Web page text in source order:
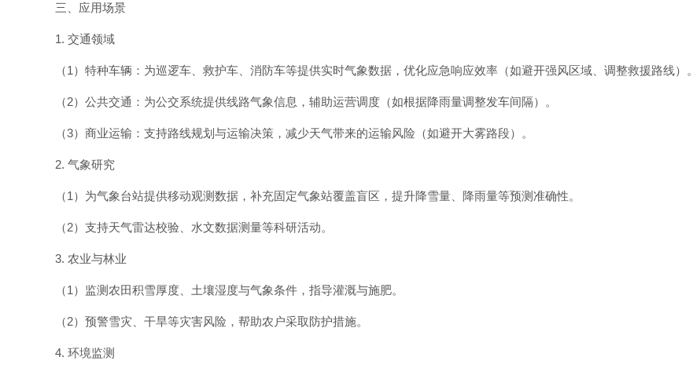
三、应用场景
1. 交通领域
（1）特种车辆：为巡逻车、救护车、消防车等提供实时气象数据，优化应急响应效率（如避开强风区域、调整救援路线）。
（2）公共交通：为公交系统提供线路气象信息，辅助运营调度（如根据降雨量调整发车间隔）。
（3）商业运输：支持路线规划与运输决策，减少天气带来的运输风险（如避开大雾路段）。
2. 气象研究
（1）为气象台站提供移动观测数据，补充固定气象站覆盖盲区，提升降雪量、降雨量等预测准确性。
（2）支持天气雷达校验、水文数据测量等科研活动。
3. 农业与林业
（1）监测农田积雪厚度、土壤湿度与气象条件，指导灌溉与施肥。
（2）预警雪灾、干旱等灾害风险，帮助农户采取防护措施。
4. 环境监测